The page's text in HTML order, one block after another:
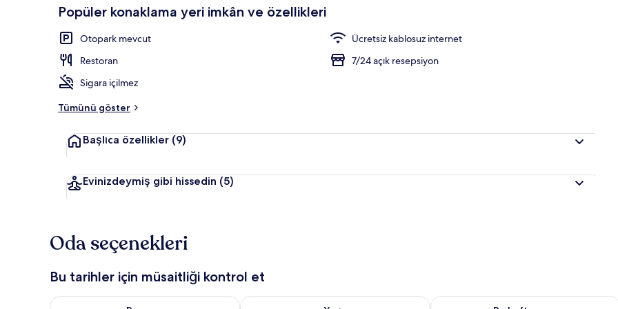
Her gün ücretli açık büfe kahvaltı
Popüler konaklama yeri imkân ve özellikleri
Otopark mevcut
Ücretsiz kablosuz internet
Restoran
7/24 açık resepsiyon
Sigara içilmez
Tümünü göster
Başlıca özellikler (9)
Evinizdeymiş gibi hissedin (5)
Oda seçenekleri
Bu tarihler için müsaitliği kontrol et
Bu gece için müsaitliği kontrol et Ağu 6 - Ağu 7Yarın için müsaitliği kontrol et Ağu 7 - Ağu 8Bu hafta sonu için müsaitliği kontrol